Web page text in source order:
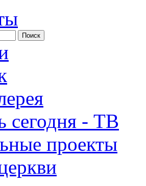
сегодня - ТВ
проекты